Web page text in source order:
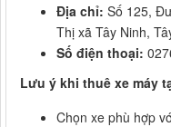
Địa chỉ: Số 125,
Thị xã Tây Ninh,
Số điện thoại:
Lưu ý khi thuê xe máy
Chọn xe phù hợp